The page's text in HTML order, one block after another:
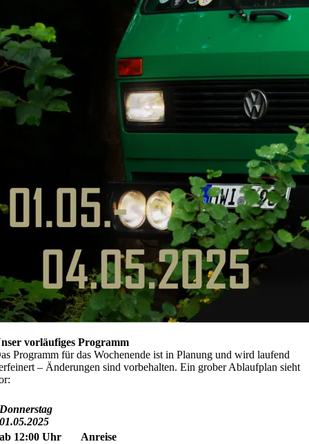
vorläufiges Programm
Programm für das Wochenende ist in Planung und wird laufend
– Änderungen sind vorbehalten. Ein grober Ablaufplan sieht
Donnerstag
01.05.2025
ab 12:00 Uhr
Anreise